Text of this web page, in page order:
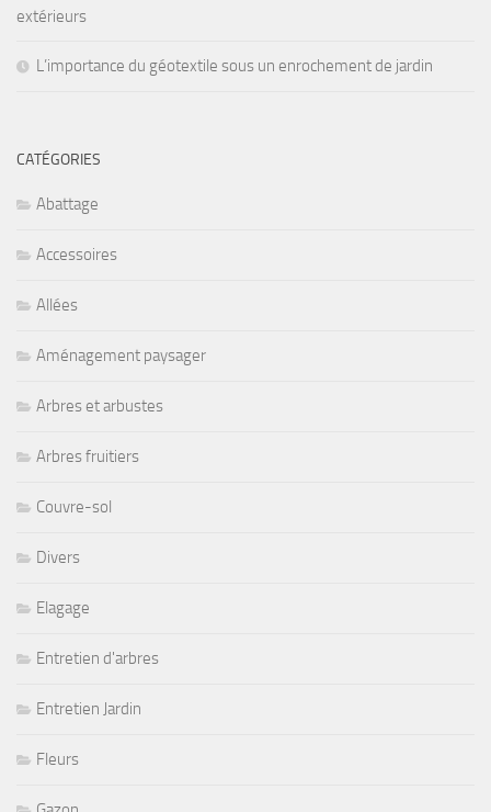
extérieurs
L’importance du géotextile sous un enrochement de jardin
CATÉGORIES
Abattage
Accessoires
Allées
Aménagement paysager
Arbres et arbustes
Arbres fruitiers
Couvre-sol
Divers
Elagage
Entretien d'arbres
Entretien Jardin
Fleurs